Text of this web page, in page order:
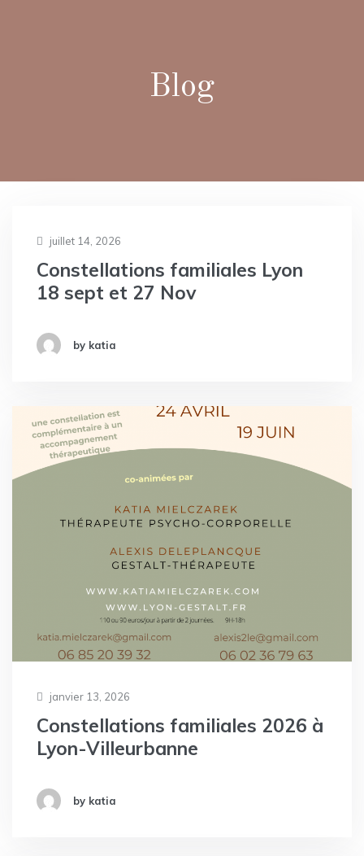
Blog
juillet 14, 2026
Constellations familiales Lyon
18 sept et 27 Nov
by katia
janvier 13, 2026
Constellations familiales 2026 à
Lyon-Villeurbanne
by katia